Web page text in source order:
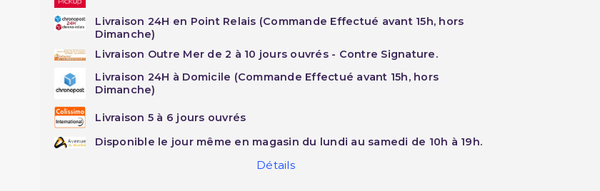
Livraison 24H en Point Relais (Commande Effectué avant 15h, hors
Dimanche)
Livraison Outre Mer de 2 à 10 jours ouvrés - Contre Signature.
Livraison 24H à Domicile (Commande Effectué avant 15h, hors
Dimanche)
Livraison 5 à 6 jours ouvrés
Disponible le jour même en magasin du lundi au samedi de 10h à 19h.
Détails